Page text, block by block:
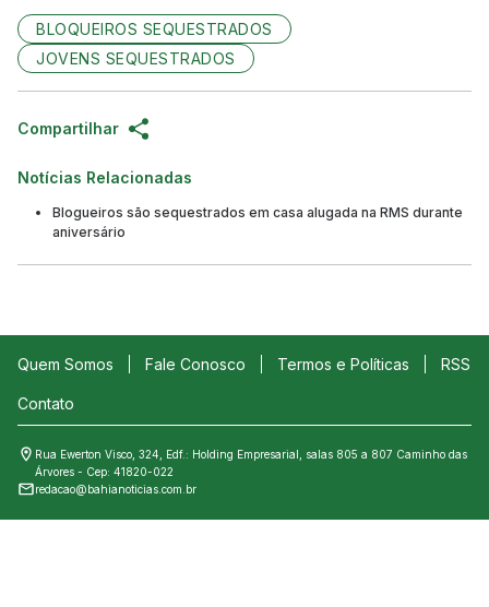
BLOQUEIROS SEQUESTRADOS
JOVENS SEQUESTRADOS
Compartilhar
Notícias Relacionadas
Blogueiros são sequestrados em casa alugada na RMS durante
aniversário
Quem Somos Fale Conosco Termos e Políticas RSS
Contato
Rua Ewerton Visco, 324, Edf.: Holding Empresarial, salas 805 a 807 Caminho das
Árvores - Cep: 41820-022
redacao@bahianoticias.com.br